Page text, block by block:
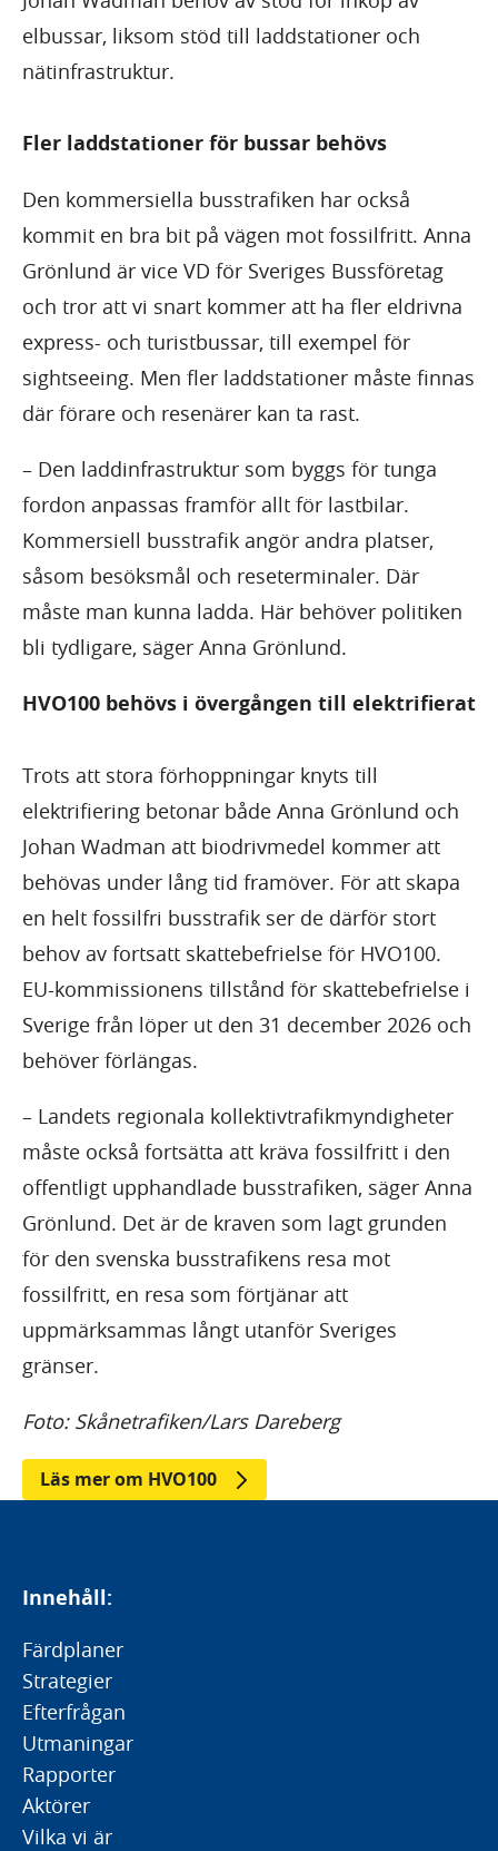
elbussar, liksom stöd till laddstationer och
nätinfrastruktur.
Fler laddstationer för bussar behövs
Den kommersiella busstrafiken har också
kommit en bra bit på vägen mot fossilfritt. Anna
Grönlund är vice VD för Sveriges Bussföretag
och tror att vi snart kommer att ha fler eldrivna
express- och turistbussar, till exempel för
sightseeing. Men fler laddstationer måste finnas
där förare och resenärer kan ta rast.
– Den laddinfrastruktur som byggs för tunga
fordon anpassas framför allt för lastbilar.
Kommersiell busstrafik angör andra platser,
såsom besöksmål och reseterminaler. Där
måste man kunna ladda. Här behöver politiken
bli tydligare, säger Anna Grönlund.
HVO100 behövs i övergången till elektrifierat
Trots att stora förhoppningar knyts till
elektrifiering betonar både Anna Grönlund och
Johan Wadman att biodrivmedel kommer att
behövas under lång tid framöver. För att skapa
en helt fossilfri busstrafik ser de därför stort
behov av fortsatt skattebefrielse för HVO100.
EU-kommissionens tillstånd för skattebefrielse i
Sverige från löper ut den 31 december 2026 och
behöver förlängas.
– Landets regionala kollektivtrafikmyndigheter
måste också fortsätta att kräva fossilfritt i den
offentligt upphandlade busstrafiken, säger Anna
Grönlund. Det är de kraven som lagt grunden
för den svenska busstrafikens resa mot
fossilfritt, en resa som förtjänar att
uppmärksammas långt utanför Sveriges
gränser.
Foto: Skånetrafiken/Lars Dareberg
Läs mer om HVO100
Innehåll:
Färdplaner
Strategier
Efterfrågan
Utmaningar
Rapporter
Aktörer
Vilka vi är